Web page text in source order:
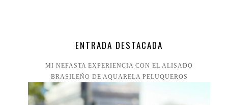
ENTRADA DESTACADA
MI NEFASTA EXPERIENCIA CON EL ALISADO
BRASILEÑO DE AQUARELA PELUQUEROS